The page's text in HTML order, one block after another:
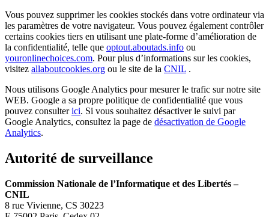
Vous pouvez supprimer les cookies stockés dans votre ordinateur via
les paramètres de votre navigateur. Vous pouvez également contrôler
certains cookies tiers en utilisant une plate-forme d’amélioration de
la confidentialité, telle que optout.aboutads.info ou
youronlinechoices.com. Pour plus d’informations sur les cookies,
visitez allaboutcookies.org ou le site de la CNIL .
Nous utilisons Google Analytics pour mesurer le trafic sur notre site
WEB. Google a sa propre politique de confidentialité que vous
pouvez consulterici. Si vous souhaitez désactiver le suivi par
Google Analytics, consultez la page de désactivation de Google
Analytics.
Autorité de surveillance
Commission Nationale de l’Informatique et des Libertés –
CNIL
8 rue Vivienne, CS 30223